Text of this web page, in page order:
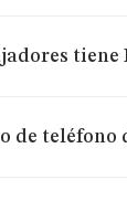
tiene
de teléfono